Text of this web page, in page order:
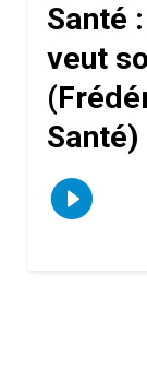
Santé
veut
Santé)